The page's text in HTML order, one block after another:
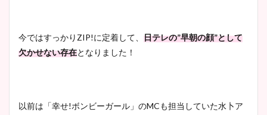
今ではすっかりZIP!に定着して、 日テレの”早朝の顔”として
欠かせない存在となりました！
以前は「幸せ!ボンビーガール」のMCも担当していた水卜ア